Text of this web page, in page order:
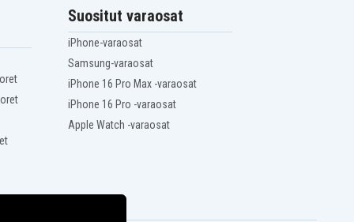
Suositut varaosat
iPhone-varaosat
Samsung-varaosat
iPhone 16 Pro Max -varaosat
iPhone 16 Pro -varaosat
Apple Watch -varaosat